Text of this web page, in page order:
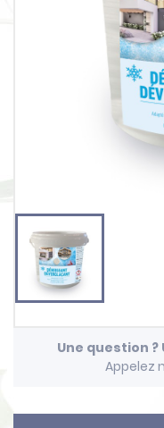
Une question ?
Appelez